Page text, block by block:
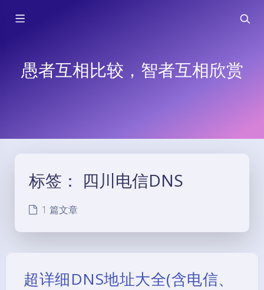
愚者互相比较，智者互相欣赏
标签： 四川电信DNS
1 篇文章
超详细DNS地址大全(含电信、